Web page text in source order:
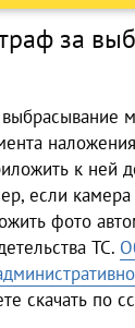
за
к ней
если
фото
ТС.
скачать по